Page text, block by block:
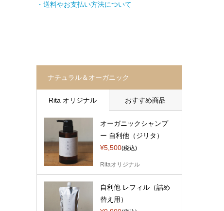
・送料やお支払い方法について
ナチュラル＆オーガニック
Rita オリジナル おすすめ商品
オーガニックシャンプ
ー 自利他（ジリタ）
¥5,500(税込)
Ritaオリジナル
自利他 レフィル（詰め
替え用）